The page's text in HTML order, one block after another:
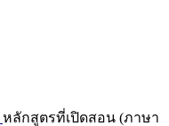
หลักสูตรที่เปิดสอน (ภาษา